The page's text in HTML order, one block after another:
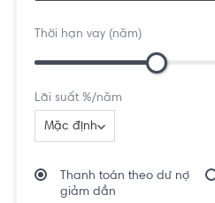
Thời hạn vay (năm)
Lãi suất %/năm
Mặc định
Thanh toán theo dư nợ
giảm dần